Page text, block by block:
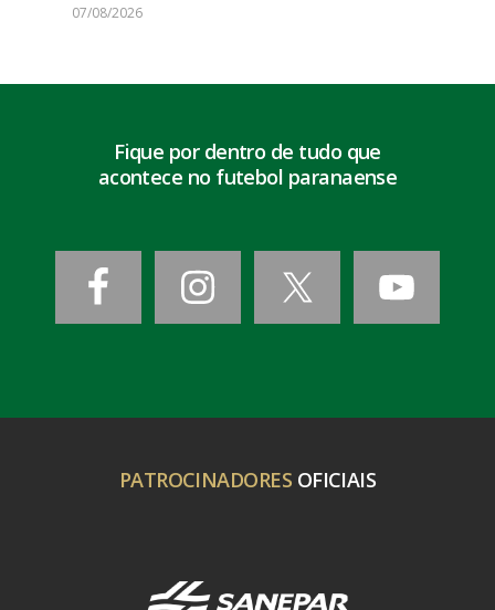
07/08/2026
Fique por dentro de tudo que
acontece no futebol paranaense
PATROCINADORES OFICIAIS